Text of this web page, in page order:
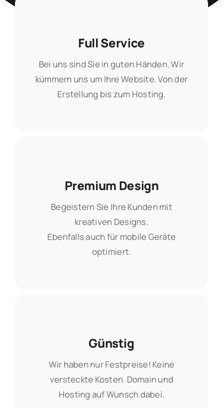
Full Service
Bei uns sind Sie in guten Händen. Wir
kümmern uns um Ihre Website. Von der
Erstellung bis zum Hosting.
Full Service
Bei uns sind Sie in guten Händen. Wir
kümmern uns um Ihre Website. Von der
Erstellung bis zum Hosting.
Premium Design
Begeistern Sie Ihre Kunden mit
kreativen Designs.
Ebenfalls auch für mobile Geräte
optimiert.
Premium Design
Begeistern Sie Ihre Kunden mit
kreativen Designs.
Ebenfalls auch für mobile Geräte
optimiert.
Günstig
Wir haben nur Festpreise! Keine
versteckte Kosten. Domain und
Hosting auf Wunsch dabei.
Günstig
Wir haben nur Festpreise! Keine
versteckte Kosten. Domain und
Hosting auf Wunsch dabei.